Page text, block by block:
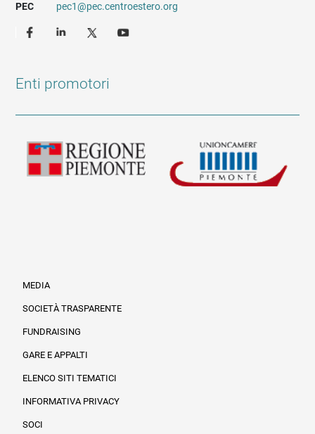
PEC
pec1@pec.centroestero.org
Enti promotori
MEDIA
SOCIETÀ TRASPARENTE
FUNDRAISING
GARE E APPALTI
ELENCO SITI TEMATICI
INFORMATIVA PRIVACY
SOCI